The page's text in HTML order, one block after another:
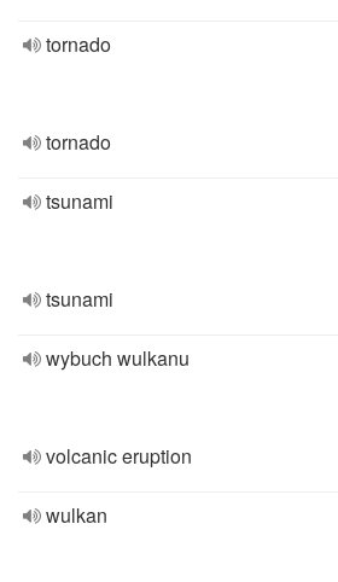
tornado
tornado
tsunami
tsunami
wybuch wulkanu
volcanic eruption
wulkan